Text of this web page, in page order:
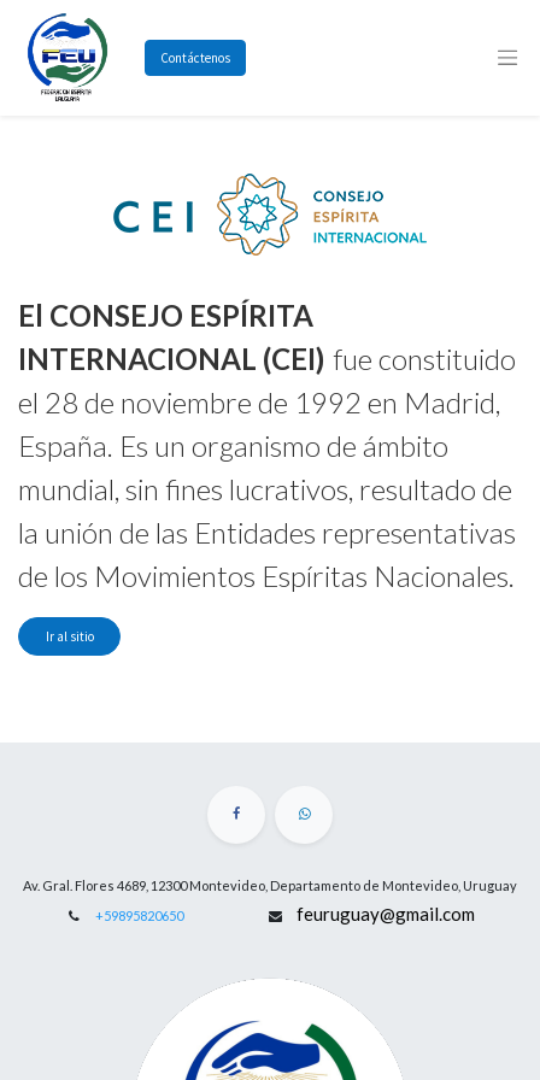
Contáctenos
El CONSEJO ESPÍRITA
INTERNACIONAL (CEI) fue constituido
el 28 de noviembre de 1992 en Madrid,
España. Es un organismo de ámbito
mundial, sin fines lucrativos, resultado de
la unión de las Entidades representativas
de los Movimientos Espíritas Nacionales.
Ir al sitio
Av. Gral. Flores 4689, 12300 Montevideo, Departamento de Montevideo, Uruguay
+59895820650
feuruguay@gmail.com